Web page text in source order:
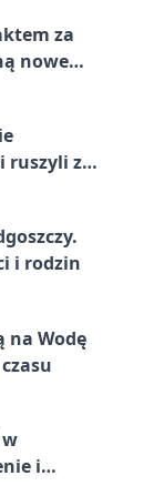
za
nowe
ruszyli z
i rodzin
na Wodę
i